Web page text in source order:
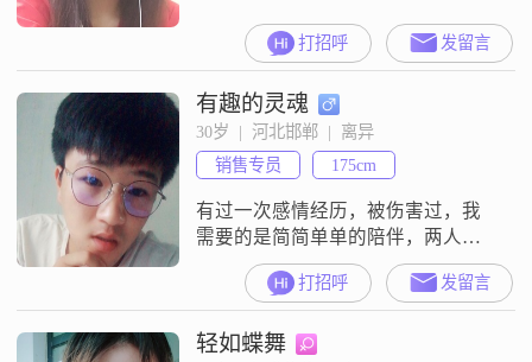
打招呼 发留言
有趣的灵魂
30岁  |  河北邯郸  |  离异
销售专员
175cm
有过一次感情经历，被伤害过，我
需要的是简简单单的陪伴，两人在
一起最重要的是开心。彼此都有对
方，为对方着想，都有一颗陪你到
老的心。
打招呼 发留言
轻如蝶舞